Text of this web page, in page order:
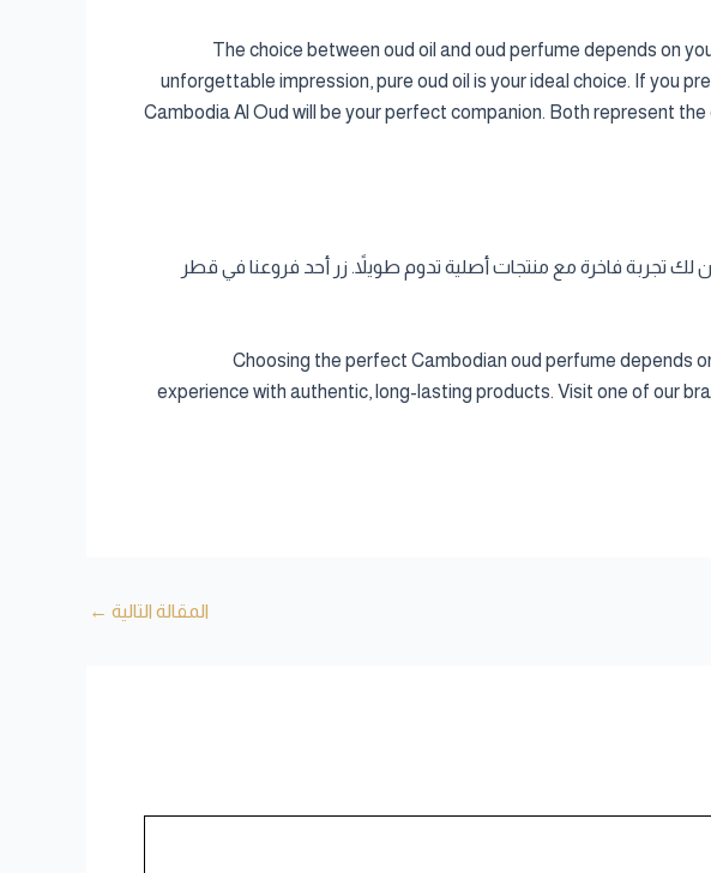
The choice between oud oil and oud perfume depends on
unforgettable impression, pure oud oil is your ideal choice. If you
Cambodia Al Oud will be your perfect companion. Both represent
لك تجربة فاخرة مع منتجات أصلية تدوم طويلاً. زر أحد فروعنا في قطر
Choosing the perfect Cambodian oud perfume depends
experience with authentic, long-lasting products. Visit one of our
المقالة التالية ←